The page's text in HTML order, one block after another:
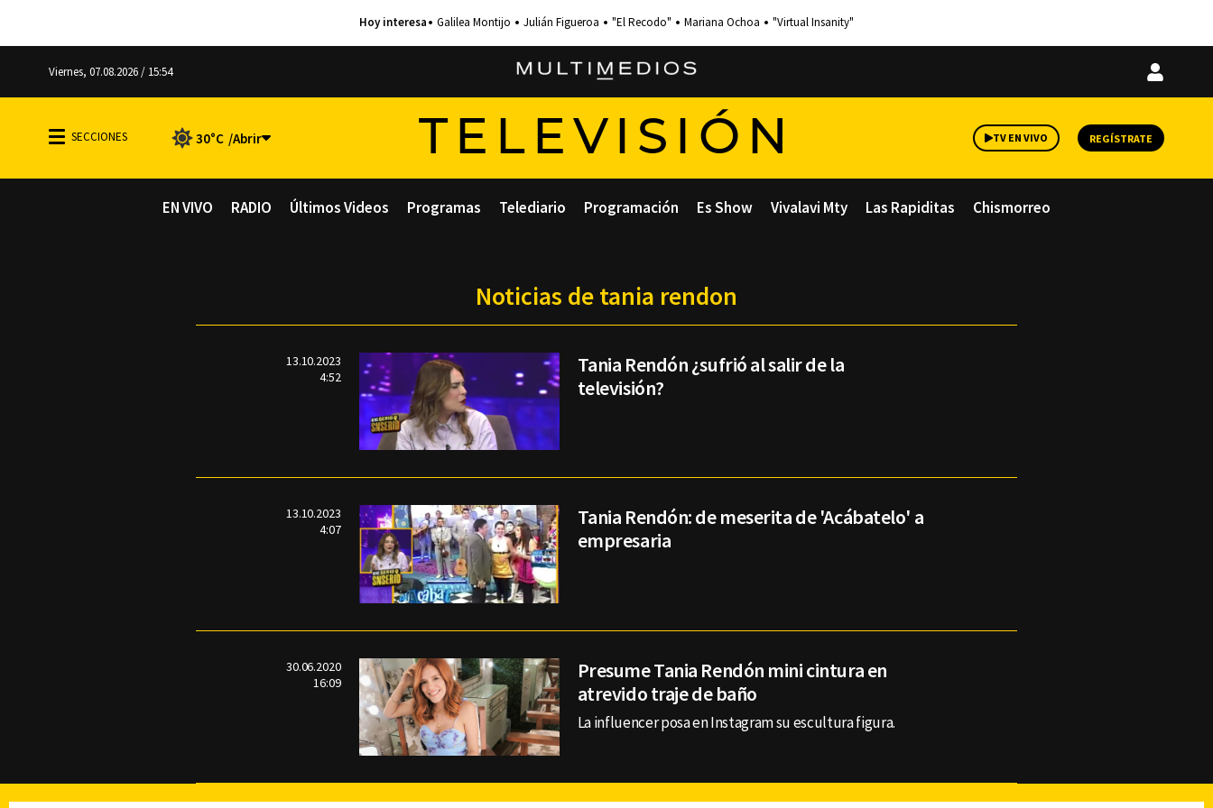
Galilea Montijo Julián Figueroa "El Recodo" Mariana Ochoa "Virtual Insanity"
Viernes, 07.08.2026 / 15:54
Iniciar
30°C TELEVISIÓN TV EN VIVO REGÍSTRATE
EN VIVO RADIO Últimos Videos Programas Telediario Programación Es Show Vivalavi Mty Las Rapiditas Chismorreo
Noticias de tania rendon
13.10.2023
4:52
Tania Rendón ¿sufrió al salir de la
televisión?
13.10.2023
4:07
Tania Rendón: de meserita de 'Acábatelo' a
empresaria
30.06.2020
16:09
Presume Tania Rendón mini cintura en
atrevido traje de baño
La influencer posa en Instagram su escultura figura.